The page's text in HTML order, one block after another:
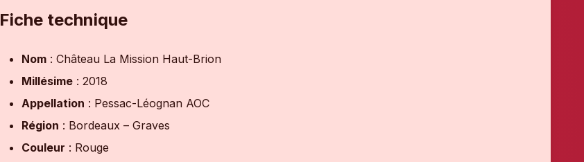
Fiche technique
Nom : Château La Mission Haut-Brion
Millésime : 2018
Appellation : Pessac-Léognan AOC
Région : Bordeaux – Graves
Couleur : Rouge